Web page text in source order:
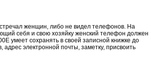
женщин, либо не видел телефонов. На
себя и свою хозяйку женский телефон должен
умеет сохранять в своей записной книжке до
электронной почты, заметку, присвоить